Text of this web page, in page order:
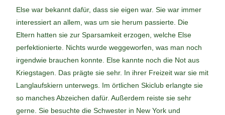
Else war bekannt dafür, dass sie eigen war. Sie war immer
interessiert an allem, was um sie herum passierte. Die
Eltern hatten sie zur Sparsamkeit erzogen, welche Else
perfektionierte. Nichts wurde weggeworfen, was man noch
irgendwie brauchen konnte. Else kannte noch die Not aus
Kriegstagen. Das prägte sie sehr. In ihrer Freizeit war sie mit
Langlaufskiern unterwegs. Im örtlichen Skiclub erlangte sie
so manches Abzeichen dafür. Außerdem reiste sie sehr
gerne. Sie besuchte die Schwester in New York und